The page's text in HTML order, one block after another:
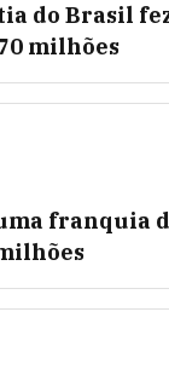
do Brasil
milhões
franquia